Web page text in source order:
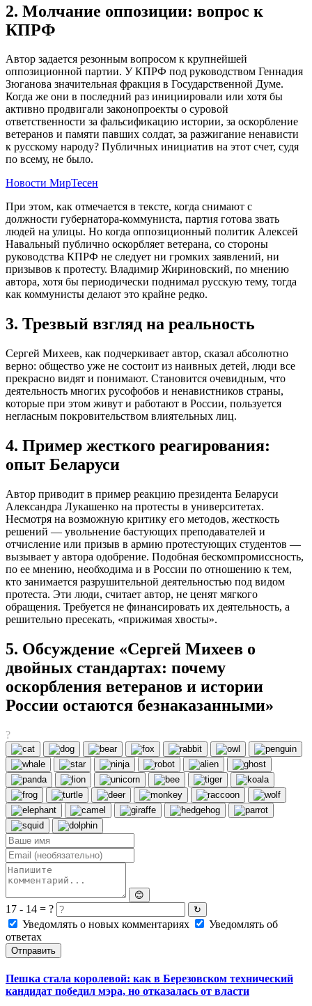
2. Молчание оппозиции: вопрос к
КПРФ
Автор задается резонным вопросом к крупнейшей
оппозиционной партии. У КПРФ под руководством Геннадия
Зюганова значительная фракция в Государственной Думе.
Когда же они в последний раз инициировали или хотя бы
активно продвигали законопроекты о суровой
ответственности за фальсификацию истории, за оскорбление
ветеранов и памяти павших солдат, за разжигание ненависти
к русскому народу? Публичных инициатив на этот счет, судя
по всему, не было.
Новости МирТесен
При этом, как отмечается в тексте, когда снимают с
должности губернатора-коммуниста, партия готова звать
людей на улицы. Но когда оппозиционный политик Алексей
Навальный публично оскорбляет ветерана, со стороны
руководства КПРФ не следует ни громких заявлений, ни
призывов к протесту. Владимир Жириновский, по мнению
автора, хотя бы периодически поднимал русскую тему, тогда
как коммунисты делают это крайне редко.
3. Трезвый взгляд на реальность
Сергей Михеев, как подчеркивает автор, сказал абсолютно
верно: общество уже не состоит из наивных детей, люди все
прекрасно видят и понимают. Становится очевидным, что
деятельность многих русофобов и ненавистников страны,
которые при этом живут и работают в России, пользуется
негласным покровительством влиятельных лиц.
4. Пример жесткого реагирования:
опыт Беларуси
Автор приводит в пример реакцию президента Беларуси
Александра Лукашенко на протесты в университетах.
Несмотря на возможную критику его методов, жесткость
решений — увольнение бастующих преподавателей и
отчисление или призыв в армию протестующих студентов —
вызывает у автора одобрение. Подобная бескомпромиссность,
по ее мнению, необходима и в России по отношению к тем,
кто занимается разрушительной деятельностью под видом
протеста. Эти люди, считает автор, не ценят мягкого
обращения. Требуется не финансировать их деятельность, а
решительно пресекать, «прижимая хвосты».
5. Обсуждение «Сергей Михеев о
двойных стандартах: почему
оскорбления ветеранов и истории
России остаются безнаказанными»
?
😊
17 - 14 = ? ↻
Уведомлять о новых комментариях
Уведомлять об
ответах
Отправить
Пешка стала королевой: как в Березовском технический
кандидат победил мэра, но отказалась от власти